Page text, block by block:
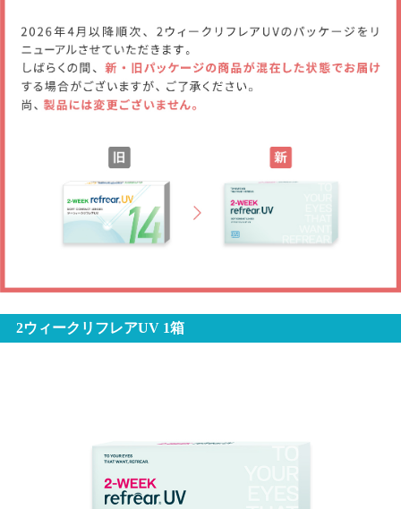
2ウィークリフレアUV 1箱